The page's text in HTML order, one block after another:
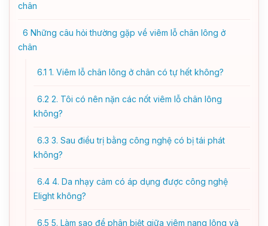
chân
6 Những câu hỏi thường gặp về viêm lỗ chân lông ở
chân
6.1 1. Viêm lỗ chân lông ở chân có tự hết không?
6.2 2. Tôi có nên nặn các nốt viêm lỗ chân lông
không?
6.3 3. Sau điều trị bằng công nghệ có bị tái phát
không?
6.4 4. Da nhạy cảm có áp dụng được công nghệ
Elight không?
6.5 5. Làm sao để phân biệt giữa viêm nang lông và